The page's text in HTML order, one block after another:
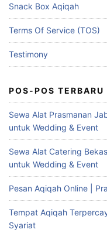
Snack Box Aqiqah
Terms Of Service (TOS)
Testimony
POS-POS TERBARU
Sewa Alat Prasmanan
untuk Wedding & Event
Sewa Alat Catering
untuk Wedding & Event
Pesan Aqiqah Online |
Tempat Aqiqah
Syariat